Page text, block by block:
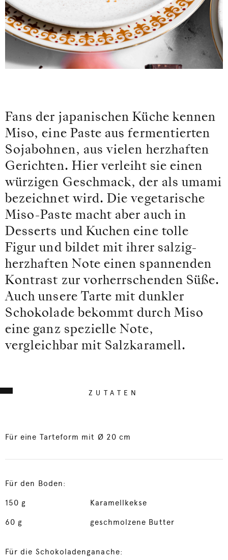
Fans der japanischen Küche kennen
Miso, eine Paste aus fermentierten
Sojabohnen, aus vielen herzhaften
Gerichten. Hier verleiht sie einen
würzigen Geschmack, der als umami
bezeichnet wird. Die vegetarische
Miso-Paste macht aber auch in
Desserts und Kuchen eine tolle
Figur und bildet mit ihrer salzig-
herzhaften Note einen spannenden
Kontrast zur vorherrschenden Süße.
Auch unsere Tarte mit dunkler
Schokolade bekommt durch Miso
eine ganz spezielle Note,
vergleichbar mit Salzkaramell.
ZUTATEN
Für eine Tarteform mit Ø 20 cm
Für den Boden:
150 g Karamellkekse
60 g geschmolzene Butter
Für die Schokoladenganache: